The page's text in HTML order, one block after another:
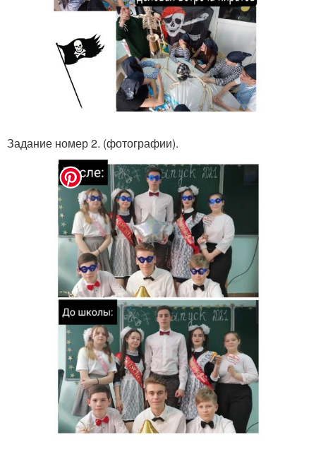
Задание номер 2. (фотографии).